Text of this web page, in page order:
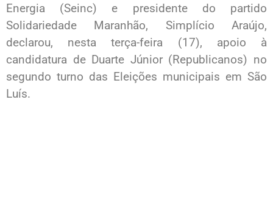
Energia (Seinc) e presidente do partido
Solidariedade Maranhão, Simplício Araújo,
declarou, nesta terça-feira (17), apoio à
candidatura de Duarte Júnior (Republicanos) no
segundo turno das Eleições municipais em São
Luís.